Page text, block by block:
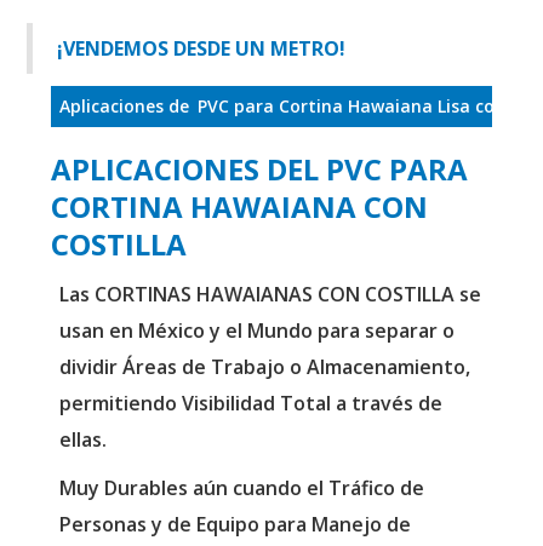
¡VENDEMOS DESDE UN METRO!
Aplicaciones de PVC para Cortina Hawaiana Lisa con
APLICACIONES DEL PVC PARA
CORTINA HAWAIANA CON
COSTILLA
Las CORTINAS HAWAIANAS CON COSTILLA se
usan en México y el Mundo para separar o
dividir Áreas de Trabajo o Almacenamiento,
permitiendo Visibilidad Total a través de
ellas.
Muy Durables aún cuando el Tráfico de
Personas y de Equipo para Manejo de